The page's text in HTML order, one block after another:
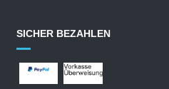
SICHER BEZAHLEN